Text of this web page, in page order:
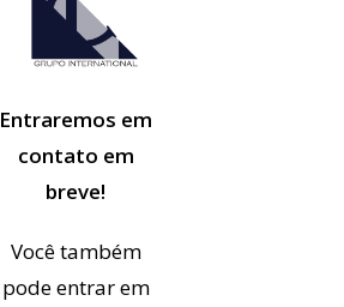
Entraremos em
contato em
breve!
Você também
pode entrar em